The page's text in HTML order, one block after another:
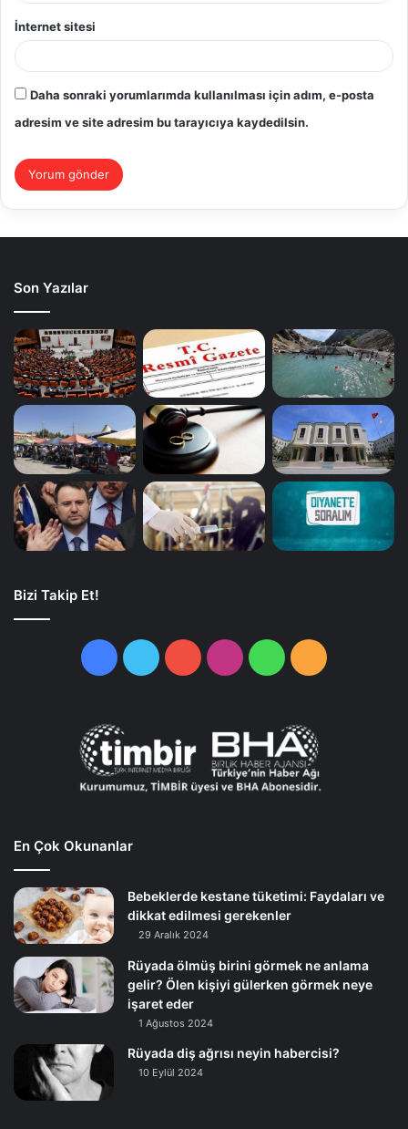
İnternet sitesi
Daha sonraki yorumlarımda kullanılması için adım, e-posta
adresim ve site adresim bu tarayıcıya kaydedilsin.
Son Yazılar
Bizi Takip Et!
FacebookTwitterYouTubeInstagramWhatsApp
RSS
En Çok Okunanlar
Bebeklerde kestane tüketimi: Faydaları ve
dikkat edilmesi gerekenler
29 Aralık 2024
Rüyada ölmüş birini görmek ne anlama
gelir? Ölen kişiyi gülerken görmek neye
işaret eder
1 Ağustos 2024
Rüyada diş ağrısı neyin habercisi?
10 Eylül 2024